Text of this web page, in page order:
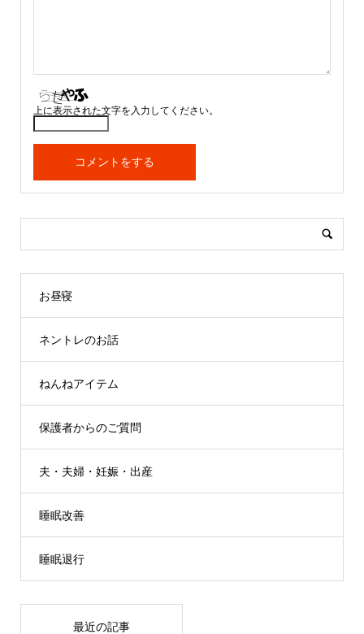
上に表示された文字を入力してください。
お昼寝
ネントレのお話
ねんねアイテム
保護者からのご質問
夫・夫婦・妊娠・出産
睡眠改善
睡眠退行
最近の記事